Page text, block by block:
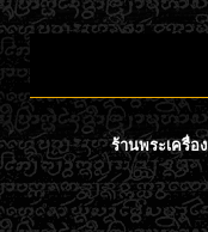
ร้านพระเครื่อ